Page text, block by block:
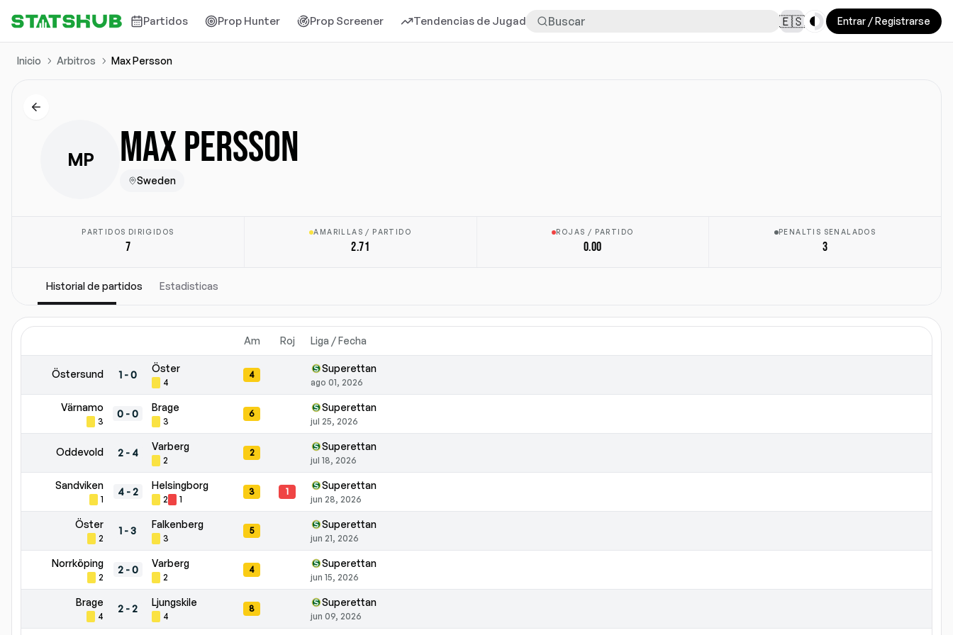
Partidos Prop Hunter Prop Screener Tendencias de Jugadores Más 🇪🇸 Toggle theme
Entrar / Registrarse
Inicio Arbitros Max Persson
MP MAX PERSSON
Sweden
PARTIDOS DIRIGIDOS
7
AMARILLAS / PARTIDO
2.71
ROJAS / PARTIDO
0.00
PENALTIS SENALADOS
3
Historial de partidos Estadisticas
Am Roj Liga / Fecha
Östersund 1-0
Öster
4
4
Superettan
ago 01, 2026
Värnamo
3
0 -0
Brage
3
6
Superettan
jul 25, 2026
Oddevold 2- 4
Varberg
2
2
Superettan
jul 18, 2026
Sandviken
1
4-2
Helsingborg
2 1
3 1
Superettan
jun 28, 2026
Öster
2
1 -3
Falkenberg
3
5
Superettan
jun 21, 2026
Norrköping
2
2-0
Varberg
2
4
Superettan
jun 15, 2026
Brage
4
2 -2
Ljungskile
4
8
Superettan
jun 09, 2026